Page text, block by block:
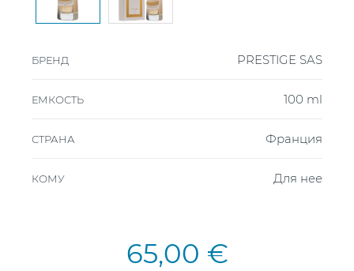
БРЕНД PRESTIGE SAS
ЕМКОСТЬ 100 ml
СТРАНА Франция
КОМУ Для нее
65,00 €